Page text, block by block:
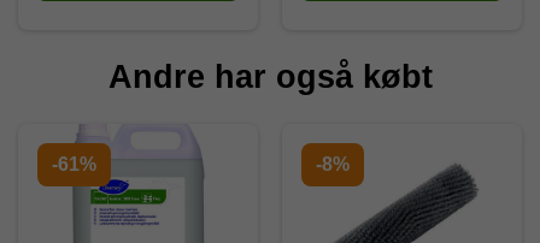
Andre har også købt
-61% -8%